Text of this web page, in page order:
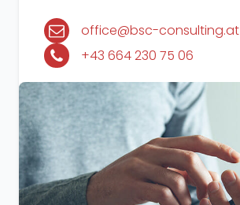
office@bsc-consulting.at
+43 664 230 75 06